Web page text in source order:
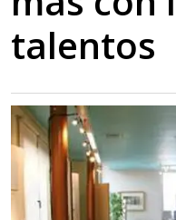
talentos